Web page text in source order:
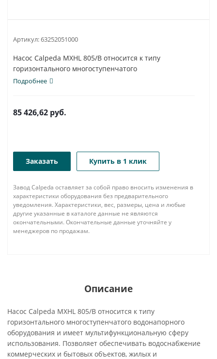
Артикул:63252051000
Насос Calpeda MXHL 805/B относится к типу
горизонтального многоступенчатого
водонапорного...
Подробнее
85 426,62 руб.
Заказать Купить в 1 клик
Завод Calpeda оставляет за собой право вносить изменения в
характеристики оборудования без предварительного
уведомления. Характеристики, вес, размеры, цена и любые
другие указанные в каталоге данные не являются
окончательными. Окончательные данные уточняйте у
менеджеров по продажам.
Описание
Насос Calpeda MXHL 805/B относится к типу
горизонтального многоступенчатого водонапорного
оборудования и имеет мультифункциональную сферу
использования. Позволяет обеспечивать водоснабжение
коммерческих и бытовых объектов, жилых и